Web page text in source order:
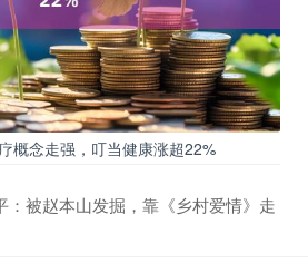
概念走强，叮当健康涨超22%
：被赵本山发掘，靠《乡村爱情》走